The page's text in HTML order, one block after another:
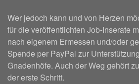
Wer jedoch kann und von Herzen
für die veröffentlichten Job-Inserate
nach eigenem Ermessen und/oder
Spende per PayPal zur
Gnadenhöfe. Auch der Weg gehört
der erste Schritt.